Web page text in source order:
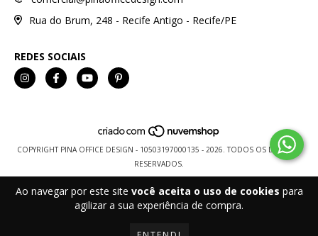
Ao navegar por este site você aceita o uso de cookies para
agilizar a sua experiência de compra.
Rua do Brum, 248 - Recife Antigo - Recife/PE
REDES SOCIAIS
COPYRIGHT PINA OFFICE DESIGN - 10503197000135 - 2026. TODOS OS DIREITOS
RESERVADOS.